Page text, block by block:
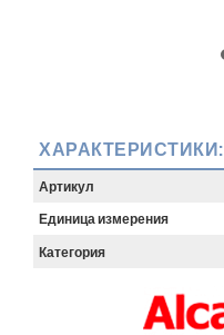
ХАРАКТЕРИСТИКИ:
Артикул
Единица измерения
Категория